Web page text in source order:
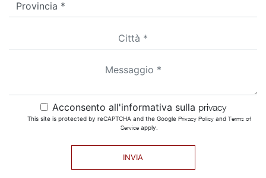
Acconsento all'informativa sulla privacy
This site is protected by reCAPTCHA and the Google Privacy Policyand Terms of
Serviceapply.
INVIA